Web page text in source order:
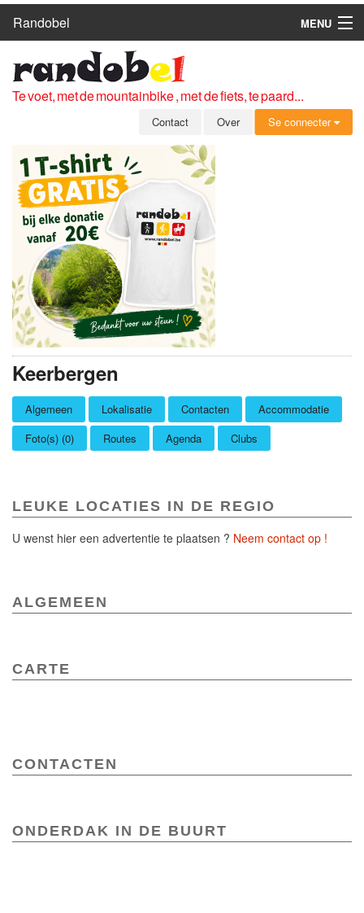
Randobel
MENU
ROUTES
CLUBS
OVER
LEDEN
ZICH AANMELDEN
GRATIS REGISTRATIE
WACHTWOORD VERGETEN
Te voet, met de mountainbike , met de fiets, te paard...
Contact Over Se connecter
Keerbergen
Algemeen Lokalisatie Contacten
Accommodatie
Foto(s) (0)
Routes Agenda Clubs
LEUKE LOCATIES IN DE REGIO
U wenst hier een advertentie te plaatsen ? Neem contact op !
ALGEMEEN
CARTE
CONTACTEN
ONDERDAK IN DE BUURT